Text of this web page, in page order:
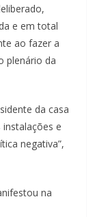
e em total
ao fazer a
plenário da
da casa
e
negativa”,
na